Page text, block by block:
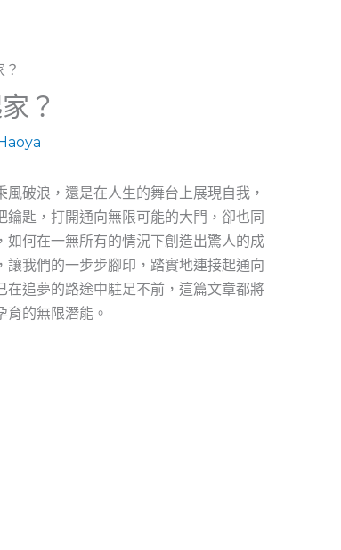
？
破浪，還是在人生的舞台上展現自我，
匙，打開通向無限可能的大門，卻也同
何在一無所有的情況下創造出驚人的成
我們的一步步腳印，踏實地連接起通向
追夢的路途中駐足不前，這篇文章都將
的無限潛能。